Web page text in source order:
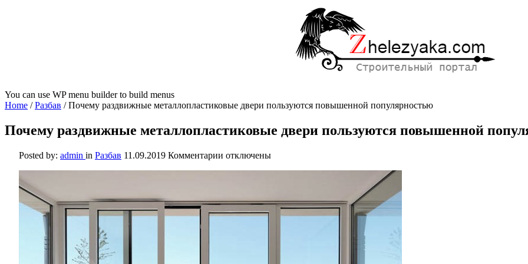
You can use WP menu builder to build menus
Home /Разбав /Почему раздвижные металлопластиковые двери пользуются повышенной популярностью
Почему раздвижные металлопластиковые двери пользуются повышенной
Posted by: admin in Разбав 11.09.2019 Комментарии
к
двери
пользуются
отключены